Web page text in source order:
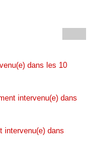
dans les 10
intervenu(e) dans
intervenu(e) dans